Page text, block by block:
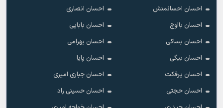
احسان احسانمنش
احسان انصاری
احسان بااوج
احسان بابایی
احسان بساکی
احسان بهرامی
احسان بیگی
احسان پایا
احسان پرفکت
احسان جباری امیری
احسان حجتی
احسان حسینی راد